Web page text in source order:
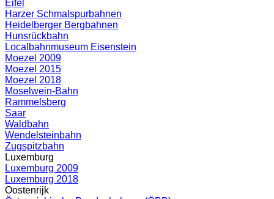
Eifel
Harzer Schmalspurbahnen
Heidelberger Bergbahnen
Hunsrückbahn
Localbahnmuseum Eisenstein
Moezel 2009
Moezel 2015
Moezel 2018
Moselwein-Bahn
Rammelsberg
Saar
Waldbahn
Wendelsteinbahn
Zugspitzbahn
Luxemburg
Luxemburg 2009
Luxemburg 2018
Oostenrijk